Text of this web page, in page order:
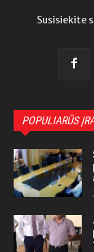
Susisiekite
POPULIARŪS